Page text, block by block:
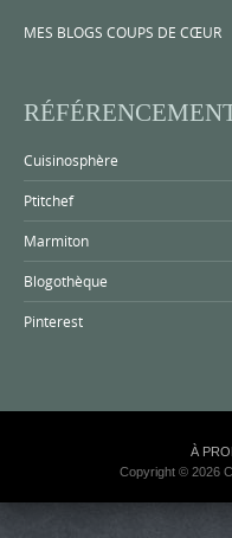
MES BLOGS COUPS DE CŒUR
Cuisinosphère
Ptitchef
Marmiton
Blogothèque
Pinterest
À
Copyright © 2026